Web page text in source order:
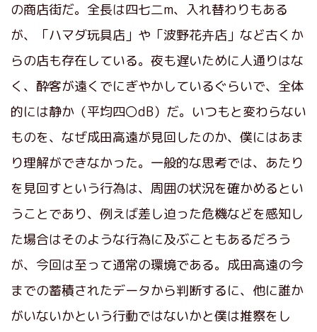
の商店街だ。全長は四七二m、入れ替わりもある
が、「ハマダ玩具店」や「波野花卉店」など古くか
らの店も存在している。夜も遅いために人通りはな
く、酔客が遠くでにぎやかしているぐらいで、全体
的には静か（平均四〇dB）だ。いつもと変わらない
ものを、なぜ成田高遠が見回したのか、僕にはあま
り理解ができなかった。一般的な思考では、あたり
を見回すという行為は、周囲の状況を確かめるとい
うことであり、例えば差し迫った危機などを感知し
た場合はそのような行為に及ぶこともあるだろう
が、今回は至って通常の環境である。成田高遠の今
までの蓄積されたデータから判断するに、他に誰か
がいないかという行動ではないかと僕は推察をし